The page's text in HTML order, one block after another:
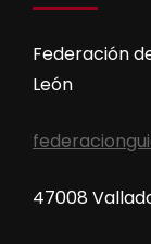
Federación
León
47008